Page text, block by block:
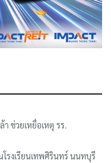
ช่วยเหยื่อเหตุ รร.
โรงเรียนเทพศิรินทร์ นนทบุรี